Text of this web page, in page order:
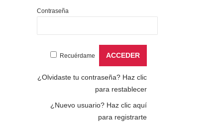
Contraseña
Recuérdame
¿Olvidaste tu contraseña? Haz clic
para restablecer
¿Nuevo usuario? Haz clic aquí
para registrarte